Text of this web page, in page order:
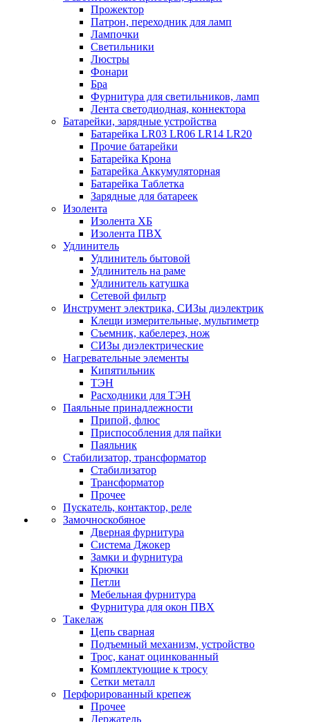
Прожектор
Патрон, переходник для ламп
Лампочки
Светильники
Люстры
Фонари
Бра
Фурнитура для светильников, ламп
Лента светодиодная, коннектора
Батарейки, зарядные устройства
Батарейка LR03 LR06 LR14 LR20
Прочие батарейки
Батарейка Крона
Батарейка Аккумуляторная
Батарейка Таблетка
Зарядные для батареек
Изолента
Изолента ХБ
Изолента ПВХ
Удлинитель
Удлинитель бытовой
Удлинитель на раме
Удлинитель катушка
Сетевой фильтр
Инструмент электрика, СИЗы диэлектрик
Клещи измерительные, мультиметр
Съемник, кабелерез, нож
СИЗы диэлектрические
Нагревательные элементы
Кипятильник
ТЭН
Расходники для ТЭН
Паяльные принадлежности
Припой, флюс
Приспособления для пайки
Паяльник
Стабилизатор, трансформатор
Стабилизатор
Трансформатор
Прочее
Пускатель, контактор, реле
Замочноскобяное
Дверная фурнитура
Система Джокер
Замки и фурнитура
Крючки
Петли
Мебельная фурнитура
Фурнитура для окон ПВХ
Такелаж
Цепь сварная
Подъемный механизм, устройство
Трос, канат оцинкованный
Комплектующие к тросу
Сетки металл
Перфорированный крепеж
Прочее
Держатель